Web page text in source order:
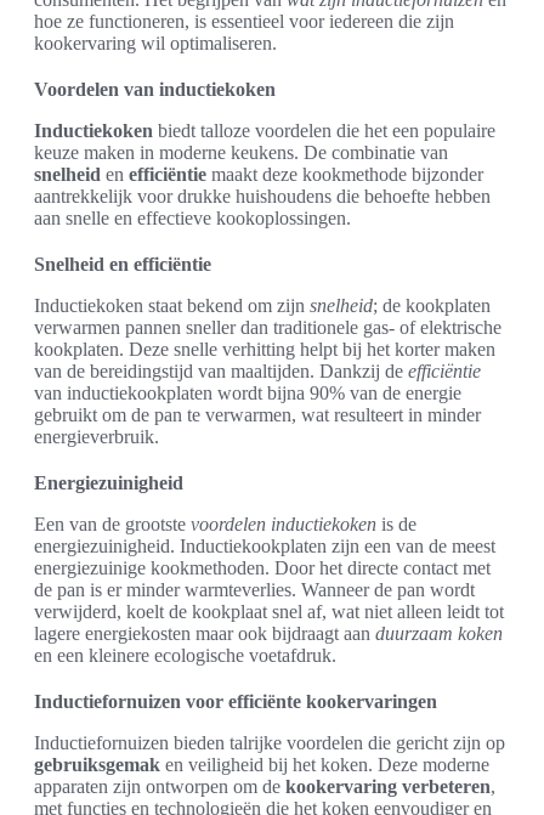
hoe ze functioneren, is essentieel voor iedereen die zijn
kookervaring wil optimaliseren.
Voordelen van inductiekoken
Inductiekoken biedt talloze voordelen die het een populaire
keuze maken in moderne keukens. De combinatie van
snelheid en efficiëntie maakt deze kookmethode bijzonder
aantrekkelijk voor drukke huishoudens die behoefte hebben
aan snelle en effectieve kookoplossingen.
Snelheid en efficiëntie
Inductiekoken staat bekend om zijn snelheid; de kookplaten
verwarmen pannen sneller dan traditionele gas- of elektrische
kookplaten. Deze snelle verhitting helpt bij het korter maken
van de bereidingstijd van maaltijden. Dankzij de efficiëntie
van inductiekookplaten wordt bijna 90% van de energie
gebruikt om de pan te verwarmen, wat resulteert in minder
energieverbruik.
Energiezuinigheid
Een van de grootste voordelen inductiekoken is de
energiezuinigheid. Inductiekookplaten zijn een van de meest
energiezuinige kookmethoden. Door het directe contact met
de pan is er minder warmteverlies. Wanneer de pan wordt
verwijderd, koelt de kookplaat snel af, wat niet alleen leidt tot
lagere energiekosten maar ook bijdraagt aan duurzaam koken
en een kleinere ecologische voetafdruk.
Inductiefornuizen voor efficiënte kookervaringen
Inductiefornuizen bieden talrijke voordelen die gericht zijn op
gebruiksgemak en veiligheid bij het koken. Deze moderne
apparaten zijn ontworpen om de kookervaring verbeteren,
met functies en technologieën die het koken eenvoudiger en